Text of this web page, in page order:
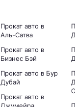
Прокат авто в
Аль-Сатва
Прокат авто в
Бизнес Бэй
Прокат авто в Бур
Дубай
Прокат авто в
Джумейра